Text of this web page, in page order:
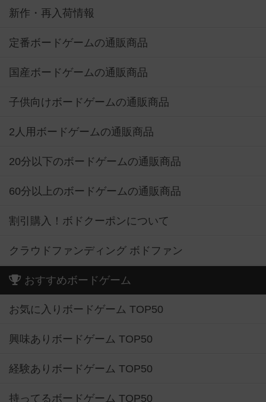
新作・再入荷情報
定番ボードゲームの通販商品
国産ボードゲームの通販商品
子供向けボードゲームの通販商品
2人用ボードゲームの通販商品
20分以下のボードゲームの通販商品
60分以上のボードゲームの通販商品
割引購入！ボドクーポンについて
クラウドファンディング ボドファン
おすすめボードゲーム
お気に入りボードゲーム TOP50
興味ありボードゲーム TOP50
経験ありボードゲーム TOP50
持ってるボードゲーム TOP50